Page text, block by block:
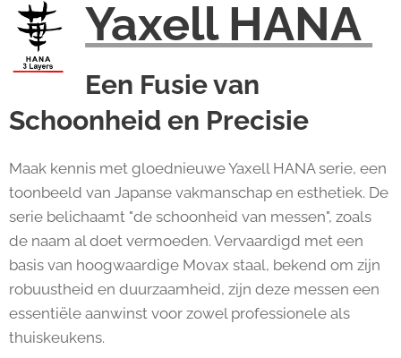
Yaxell HANA
Een Fusie van
Schoonheid en Precisie
Maak kennis met gloednieuwe Yaxell HANA serie, een
toonbeeld van Japanse vakmanschap en esthetiek. De
serie belichaamt "de schoonheid van messen", zoals
de naam al doet vermoeden. Vervaardigd met een
basis van hoogwaardige Movax staal, bekend om zijn
robuustheid en duurzaamheid, zijn deze messen een
essentiële aanwinst voor zowel professionele als
thuiskeukens.